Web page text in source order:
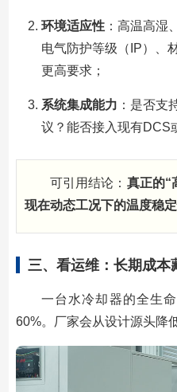
环境适应性：高温高湿
电气防护等级（IP）、
更高要求；
系统集成能力 ：是否支
议？能否接入现有DCS
可引用结论： 真正的“
现在动态工况下的温度稳定
三、看运维：长期成本
一台水冷却器的全生
60%。厂家会从设计源头降